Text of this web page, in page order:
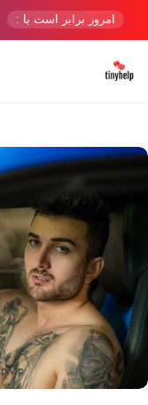
امروز برابر است با :